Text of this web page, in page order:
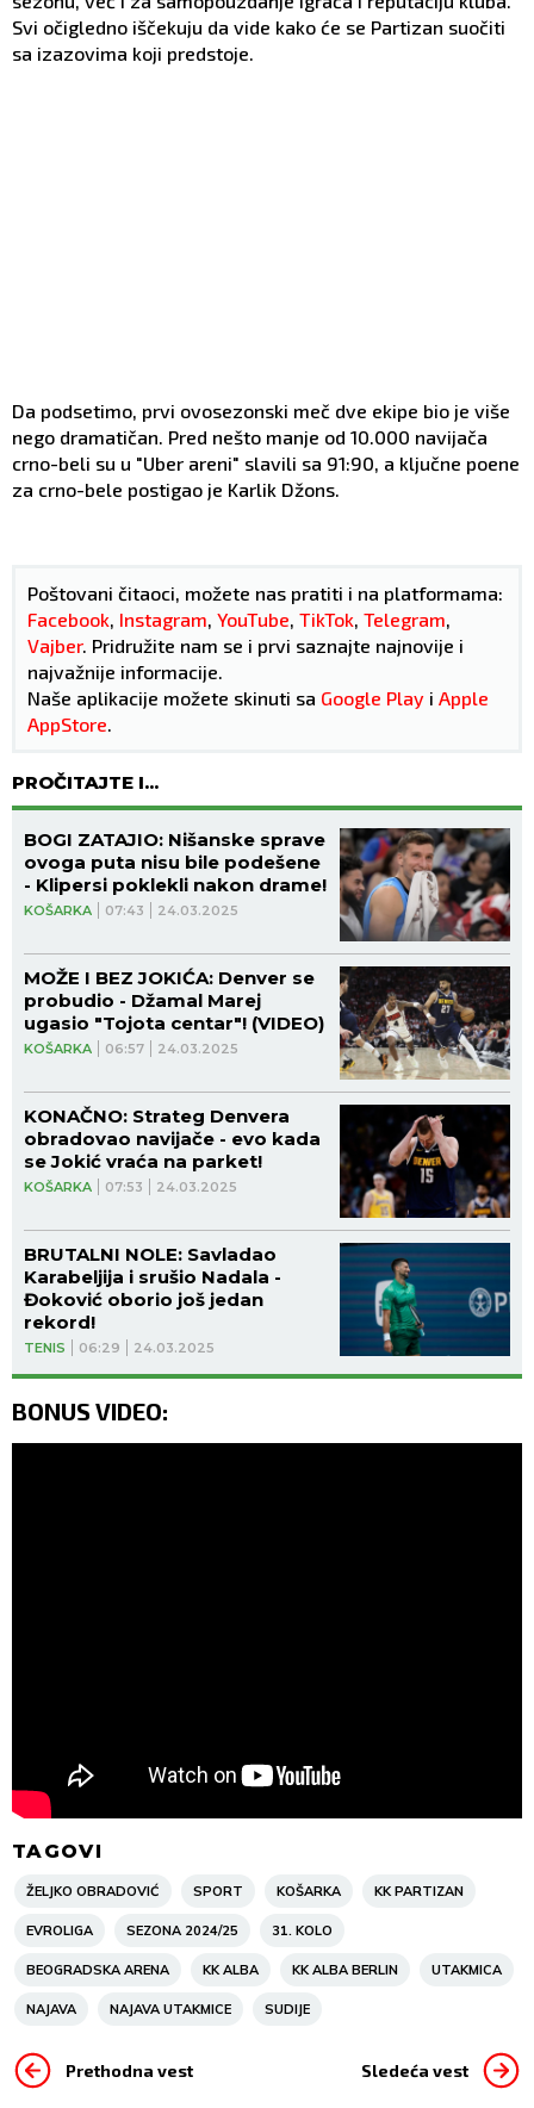
Svi očigledno iščekuju da vide kako će se Partizan suočiti
sa izazovima koji predstoje.
Da podsetimo, prvi ovosezonski meč dve ekipe bio je više
nego dramatičan. Pred nešto manje od 10.000 navijača
crno-beli su u "Uber areni" slavili sa 91:90, a ključne poene
za crno-bele postigao je Karlik Džons.
Poštovani čitaoci, možete nas pratiti i na platformama:
Facebook Instagram YouTube TikTok Telegram
Vajber. Pridružite nam se i prvi saznajte najnovije i
najvažnije informacije.
Naše aplikacije možete skinuti sa Google Play i Apple
AppStore
PROČITAJTE I...
KOŠARKA 07:43 24.03.2025
BOGI ZATAJIO: Nišanske sprave
ovoga puta nisu bile podešene
- Klipersi poklekli nakon drame!
KOŠARKA 06:57 24.03.2025
MOŽE I BEZ JOKIĆA: Denver se
probudio - Džamal Marej
ugasio "Tojota centar"! (VIDEO)
KOŠARKA 07:53 24.03.2025
KONAČNO: Strateg Denvera
obradovao navijače - evo kada
se Jokić vraća na parket!
TENIS 06:29 24.03.2025
BRUTALNI NOLE: Savladao
Karabeljija i srušio Nadala -
Đoković oborio još jedan
rekord!
BONUS VIDEO:
TAGOVI
ŽELJKO OBRADOVIĆ SPORT KOŠARKA KK PARTIZAN
EVROLIGA SEZONA 2024/25 31. KOLO
BEOGRADSKA ARENA KK ALBA KK ALBA BERLIN UTAKMICA
NAJAVA NAJAVA UTAKMICE SUDIJE
Prethodna vest Sledeća vest